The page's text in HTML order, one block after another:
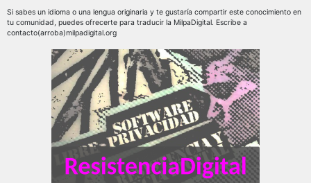
Si sabes un idioma o una lengua originaria y te gustaría compartir este conocimiento en
tu comunidad, puedes ofrecerte para traducir la MilpaDigital. Escribe a
contacto(arroba)milpadigital.org